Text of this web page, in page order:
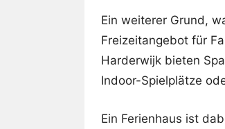
Ein weiterer Grund,
Freizeitangebot für
Harderwijk bieten
Indoor-Spielplätze
Ein Ferienhaus ist